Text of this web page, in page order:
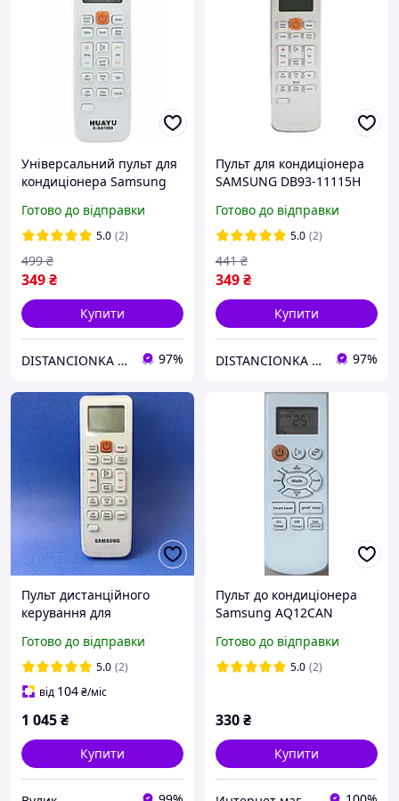
Універсальний пульт для
кондиціонера Samsung
Готово до відправки
5.0 (2)
349₴
499 ₴
Купити
DISTANCIONKA | Інтернет-магазин пультів 97%
Пульт для кондиціонера
SAMSUNG DB93-11115H
Готово до відправки
5.0 (2)
349₴
441 ₴
Купити
DISTANCIONKA | Інтернет-магазин пультів 97%
Пульт дистанційного
керування для
DB93-11115K
Готово до відправки
5.0 (2)
від 104₴/міс
1 045₴
Купити
Пульт до кондиціонера
Samsung AQ12CAN
Готово до відправки
5.0 (2)
330₴
Купити